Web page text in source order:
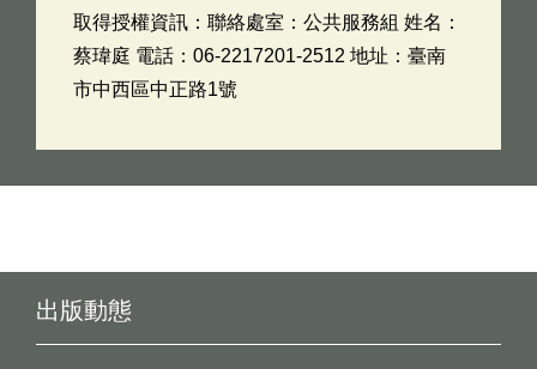
取得授權資訊：聯絡處室：公共服務組 姓名：
蔡瑋庭 電話：06-2217201-2512 地址：臺南
市中西區中正路1號
出版動態